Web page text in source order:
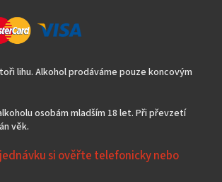
lihu. Alkohol prodáváme pouze koncovým
osobám mladším 18 let. Při převzetí
věk.
si ověřte telefonicky nebo